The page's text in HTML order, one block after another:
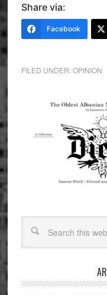
Share via:
Facebook
FILED UNDER:OPINION